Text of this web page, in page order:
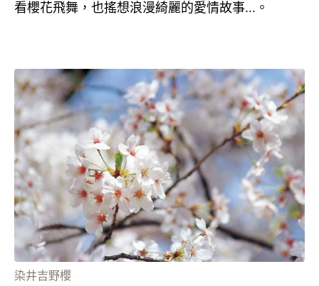
看櫻花飛舞，也搖想浪漫綺麗的愛情故事...。
染井吉野櫻